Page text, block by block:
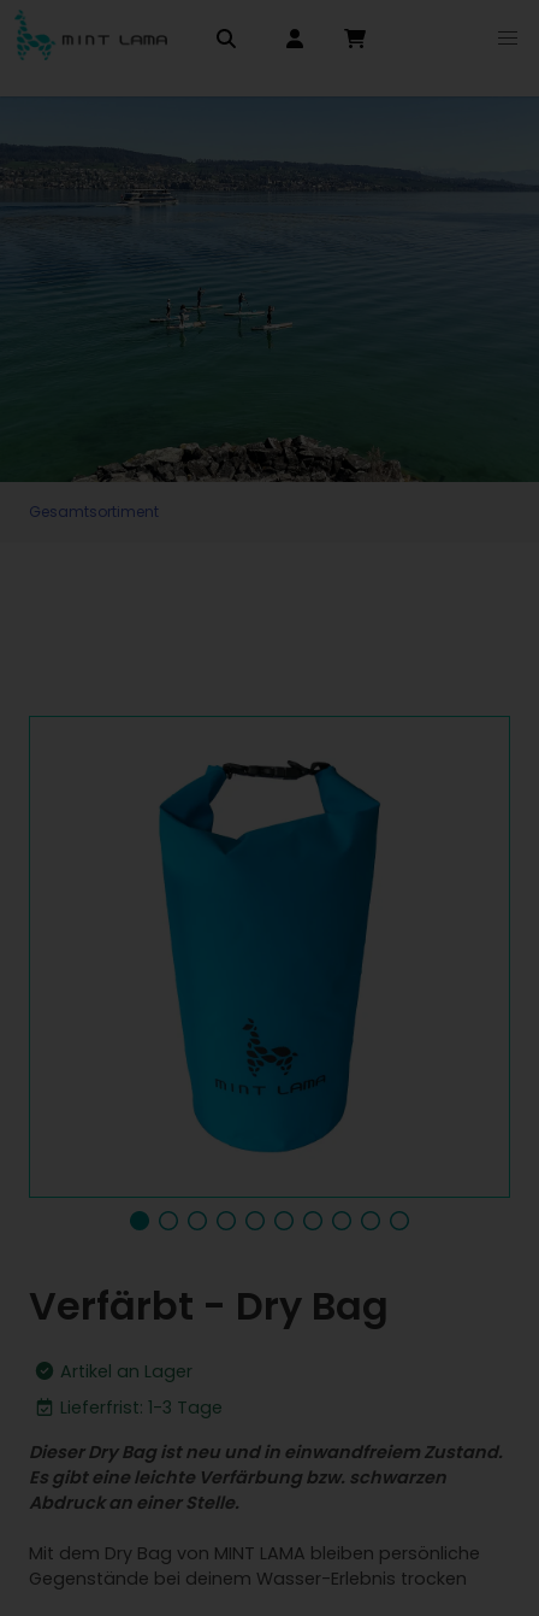
Gesamtsortiment
Verfärbt - Dry Bag
Artikel an Lager
Lieferfrist: 1-3 Tage
Dieser Dry Bag ist neu und in einwandfreiem Zustand.
Es gibt eine leichte Verfärbung bzw. schwarzen
Abdruck an einer Stelle.
Mit dem Dry Bag von MINT LAMA bleiben persönliche
Gegenstände bei deinem Wasser-Erlebnis trocken